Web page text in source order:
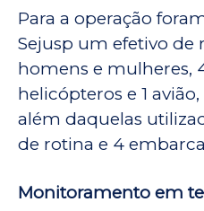
Para a operação
Sejusp um efetivo de
homens e mulheres,
helicópteros e 1
além daquelas
de rotina e 4
Monitoramento em